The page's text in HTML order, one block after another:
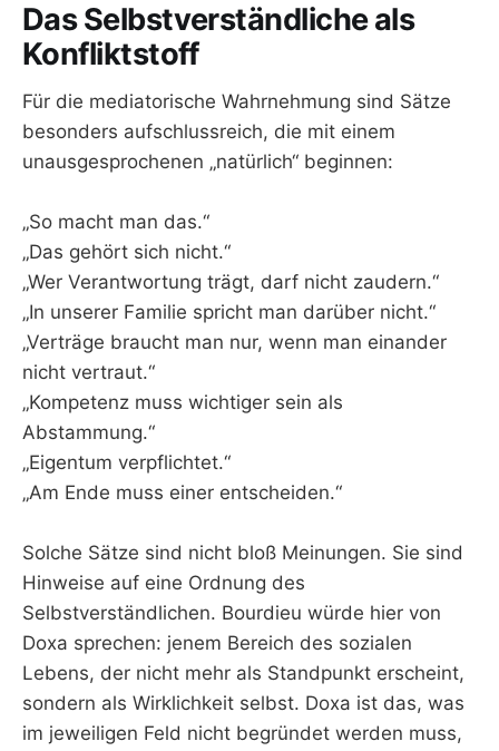
Das Selbstverständliche als
Konfliktstoff
Für die mediatorische Wahrnehmung sind Sätze
besonders aufschlussreich, die mit einem
unausgesprochenen „natürlich“ beginnen:
„So macht man das.“
„Das gehört sich nicht.“
„Wer Verantwortung trägt, darf nicht zaudern.“
„In unserer Familie spricht man darüber nicht.“
„Verträge braucht man nur, wenn man einander
nicht vertraut.“
„Kompetenz muss wichtiger sein als
Abstammung.“
„Eigentum verpflichtet.“
„Am Ende muss einer entscheiden.“
Solche Sätze sind nicht bloß Meinungen. Sie sind
Hinweise auf eine Ordnung des
Selbstverständlichen. Bourdieu würde hier von
Doxa sprechen: jenem Bereich des sozialen
Lebens, der nicht mehr als Standpunkt erscheint,
sondern als Wirklichkeit selbst. Doxa ist das, was
im jeweiligen Feld nicht begründet werden muss,